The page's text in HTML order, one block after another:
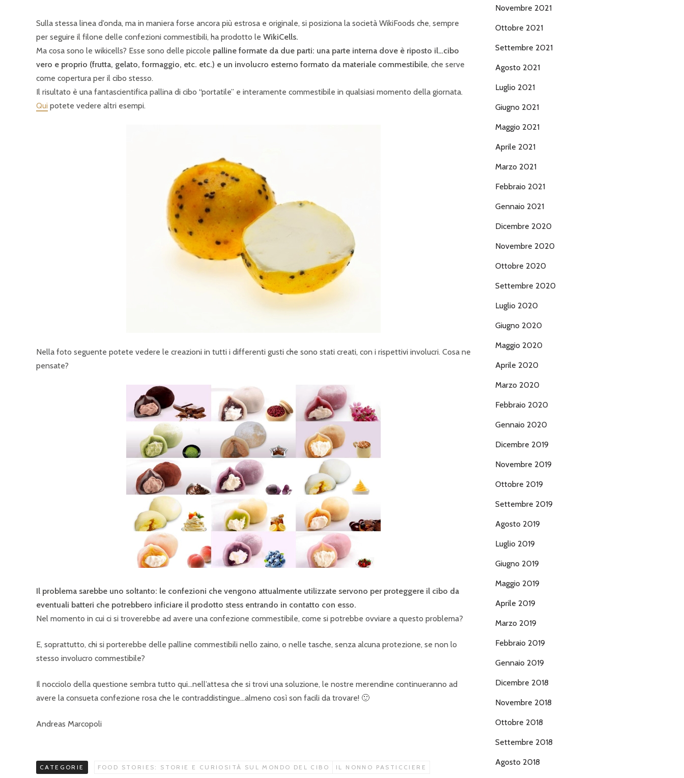
Sulla stessa linea d’onda, ma in maniera forse ancora più estrosa e originale, si posiziona la società WikiFoods che, sempre
per seguire il filone delle confezioni commestibili, ha prodotto le WikiCells.
Ma cosa sono le wikicells? Esse sono delle piccole palline formate da due parti: una parte interna dove è riposto il…cibo
vero e proprio (frutta, gelato, formaggio, etc. etc.) e un involucro esterno formato da materiale commestibile, che serve
come copertura per il cibo stesso.
Il risultato è una fantascientifica pallina di cibo “portatile” e interamente commestibile in qualsiasi momento della giornata.
Qui potete vedere altri esempi.
Nella foto seguente potete vedere le creazioni in tutti i differenti gusti che sono stati creati, con i rispettivi involucri. Cosa ne
pensate?
Il problema sarebbe uno soltanto: le confezioni che vengono attualmente utilizzate servono per proteggere il cibo da
eventuali batteri che potrebbero inficiare il prodotto stess entrando in contatto con esso.
Nel momento in cui ci si troverebbe ad avere una confezione commestibile, come si potrebbe ovviare a questo problema?
E, soprattutto, chi si porterebbe delle palline commestibili nello zaino, o nelle tasche, senza alcuna protezione, se non lo
stesso involucro commestibile?
Il nocciolo della questione sembra tutto qui…nell’attesa che si trovi una soluzione, le nostre merendine continueranno ad
avere la consueta confezione rosa che le contraddistingue…almeno così son facili da trovare! 🙂
Andreas Marcopoli
CATEGORIE FOOD STORIES: STORIE E CURIOSITÀ SUL MONDO DEL CIBO IL NONNO PASTICCIERE
Novembre 2021
Ottobre 2021
Settembre 2021
Agosto 2021
Luglio 2021
Giugno 2021
Maggio 2021
Aprile 2021
Marzo 2021
Febbraio 2021
Gennaio 2021
Dicembre 2020
Novembre 2020
Ottobre 2020
Settembre 2020
Luglio 2020
Giugno 2020
Maggio 2020
Aprile 2020
Marzo 2020
Febbraio 2020
Gennaio 2020
Dicembre 2019
Novembre 2019
Ottobre 2019
Settembre 2019
Agosto 2019
Luglio 2019
Giugno 2019
Maggio 2019
Aprile 2019
Marzo 2019
Febbraio 2019
Gennaio 2019
Dicembre 2018
Novembre 2018
Ottobre 2018
Settembre 2018
Agosto 2018